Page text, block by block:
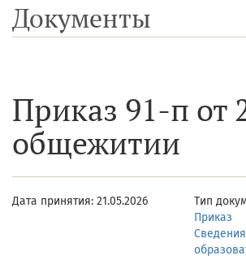
Документы
Приказ 91-п от
общежитии
Дата принятия: 21.05.2026
Тип
Приказ